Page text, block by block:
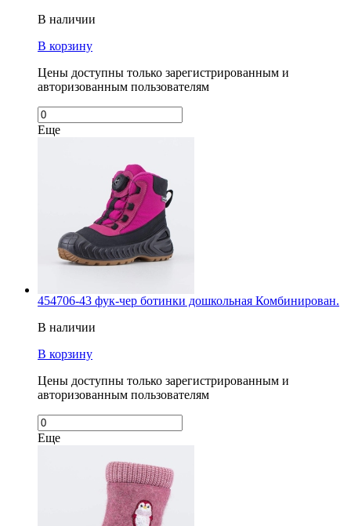
В наличии
В корзину
Цены доступны только зарегистрированным и
авторизованным пользователям
Еще
454706-43 фук-чер ботинки дошкольная Комбинирован.
В наличии
В корзину
Цены доступны только зарегистрированным и
авторизованным пользователям
Еще